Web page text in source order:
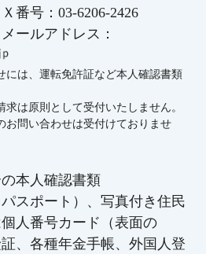
番号： 03-6206-2426
ールアドレス：
は、運転免許証など本人確認書類
求は原則として受付いたしません。
問い合わせは受付けておりませ
本人確認書類
スポート）、写真付き住民
人番号カード（表面の
、各種年金手帳、外国人登